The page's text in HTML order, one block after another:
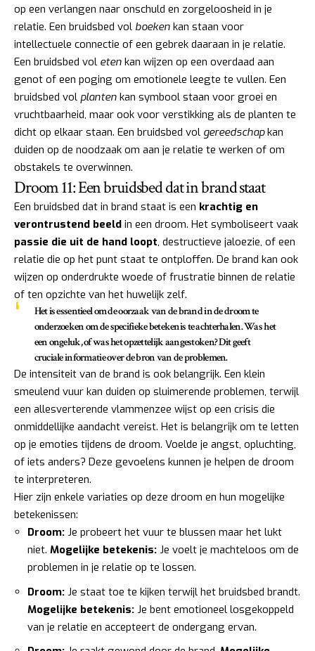
op een verlangen naar onschuld en zorgeloosheid in je
relatie. Een bruidsbed vol boeken kan staan voor
intellectuele connectie of een gebrek daaraan in je relatie.
Een bruidsbed vol eten kan wijzen op een overdaad aan
genot of een poging om emotionele leegte te vullen. Een
bruidsbed vol planten kan symbool staan voor groei en
vruchtbaarheid, maar ook voor verstikking als de planten te
dicht op elkaar staan. Een bruidsbed vol gereedschapkan
duiden op de noodzaak om aan je relatie te werken of om
obstakels te overwinnen.
Droom 11: Een bruidsbed dat in brand staat
Een bruidsbed dat in brand staat is een krachtig en
verontrustend beeld in een droom. Het symboliseert vaak
passie die uit de hand loopt, destructieve jaloezie, of een
relatie die op het punt staat te ontploffen. De brand kan ook
wijzen op onderdrukte woede of frustratie binnen de relatie
of ten opzichte van het huwelijk zelf.
Het is essentieel om de oorzaak van de brand in de droom te
onderzoeken om de specifieke betekenis te achterhalen. Was het
een ongeluk, of was het opzettelijk aangestoken? Dit geeft
cruciale informatie over de bron van de problemen.
De intensiteit van de brand is ook belangrijk. Een klein
smeulend vuur kan duiden op sluimerende problemen, terwijl
een allesverterende vlammenzee wijst op een crisis die
onmiddellijke aandacht vereist. Het is belangrijk om te letten
op je emoties tijdens de droom. Voelde je angst, opluchting,
of iets anders? Deze gevoelens kunnen je helpen de droom
te interpreteren.
Hier zijn enkele variaties op deze droom en hun mogelijke
betekenissen:
Droom: Je probeert het vuur te blussen maar het lukt
niet. Mogelijke betekenis: Je voelt je machteloos om de
problemen in je relatie op te lossen.
Droom: Je staat toe te kijken terwijl het bruidsbed brandt.
Mogelijke betekenis: Je bent emotioneel losgekoppeld
van je relatie en accepteert de ondergang ervan.